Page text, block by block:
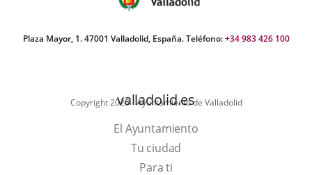
Plaza Mayor, 1. 47001 Valladolid, España. Teléfono:+34 983 426 100
Copyright 2025 - Ayuntamiento de Valladolid
valladolid.es
El Ayuntamiento
Tu ciudad
Para ti